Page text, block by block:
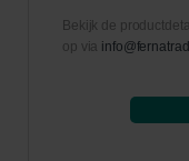
Bekijk de
op via